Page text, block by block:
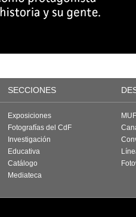
SECCIONES
Exposiciones
Fotografías del CdF
Investigación
Educativa
Catálogo
Mediateca